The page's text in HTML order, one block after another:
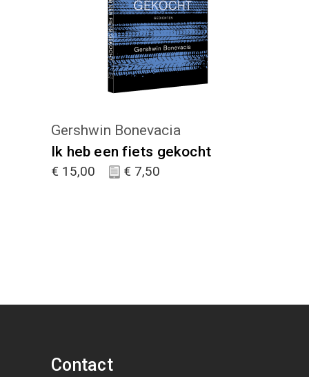
KIES :)
Gershwin Bonevacia
Ik heb een fiets gekocht
€ 15,00 € 7,50
Contact